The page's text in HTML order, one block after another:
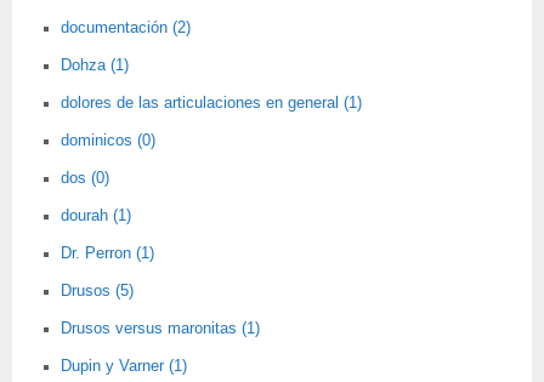
documentación (2)
Dohza (1)
dolores de las articulaciones en general (1)
dominicos (0)
dos (0)
dourah (1)
Dr. Perron (1)
Drusos (5)
Drusos versus maronitas (1)
Dupin y Varner (1)